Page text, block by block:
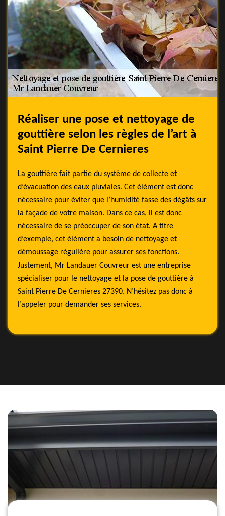
Réaliser une pose et nettoyage de
gouttière selon les règles de l’art à
Saint Pierre De Cernieres
La gouttière fait partie du système de collecte et
d’évacuation des eaux pluviales. Cet élément est donc
nécessaire pour éviter que l’humidité fasse des dégâts sur
la façade de votre maison. Dans ce cas, il est donc
nécessaire de se préoccuper de son état. A titre
d’exemple, cet élément a besoin de nettoyage et
démoussage régulière pour assurer ses fonctions.
Justement, Mr Landauer Couvreur est une entreprise
spécialiser pour le nettoyage et la pose de gouttière à
Saint Pierre De Cernieres 27390. N’hésitez pas donc à
l’appeler pour demander ses services.